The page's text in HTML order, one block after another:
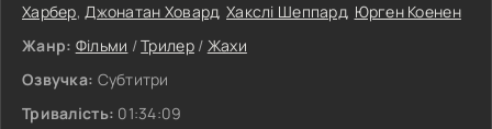
Харбер,Джонатан Ховард,Хакслі Шеппард, Юрген Коенен
Жанр: Фільми /Трилер/ Жахи
Озвучка: Субтитри
Тривалість: 01:34:09